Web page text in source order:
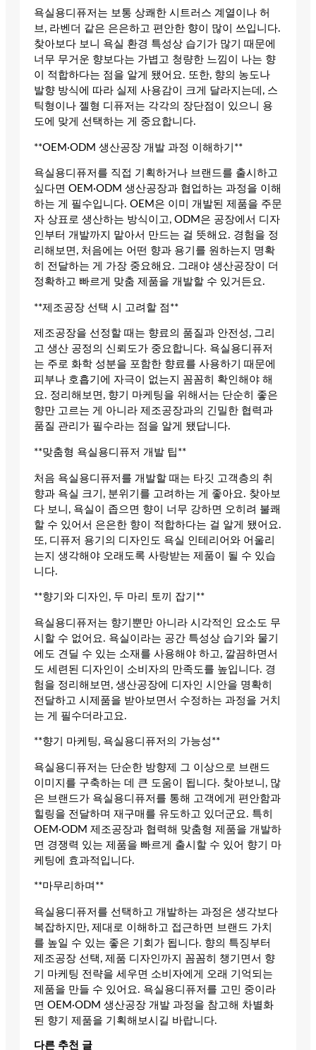
욕실용디퓨저는 보통 상쾌한 시트러스 계열이나 허
브, 라벤더 같은 은은하고 편안한 향이 많이 쓰입니다.
찾아보다 보니 욕실 환경 특성상 습기가 많기 때문에
너무 무거운 향보다는 가볍고 청량한 느낌이 나는 향
이 적합하다는 점을 알게 됐어요. 또한, 향의 농도나
발향 방식에 따라 실제 사용감이 크게 달라지는데, 스
틱형이나 젤형 디퓨저는 각각의 장단점이 있으니 용
도에 맞게 선택하는 게 중요합니다.
**OEM·ODM 생산공장 개발 과정 이해하기**
욕실용디퓨저를 직접 기획하거나 브랜드를 출시하고
싶다면 OEM·ODM 생산공장과 협업하는 과정을 이해
하는 게 필수입니다. OEM은 이미 개발된 제품을 주문
자 상표로 생산하는 방식이고, ODM은 공장에서 디자
인부터 개발까지 맡아서 만드는 걸 뜻해요. 경험을 정
리해보면, 처음에는 어떤 향과 용기를 원하는지 명확
히 전달하는 게 가장 중요해요. 그래야 생산공장이 더
정확하고 빠르게 맞춤 제품을 개발할 수 있거든요.
**제조공장 선택 시 고려할 점**
제조공장을 선정할 때는 향료의 품질과 안전성, 그리
고 생산 공정의 신뢰도가 중요합니다. 욕실용디퓨저
는 주로 화학 성분을 포함한 향료를 사용하기 때문에
피부나 호흡기에 자극이 없는지 꼼꼼히 확인해야 해
요. 정리해보면, 향기 마케팅을 위해서는 단순히 좋은
향만 고르는 게 아니라 제조공장과의 긴밀한 협력과
품질 관리가 필수라는 점을 알게 됐답니다.
**맞춤형 욕실용디퓨저 개발 팁**
처음 욕실용디퓨저를 개발할 때는 타깃 고객층의 취
향과 욕실 크기, 분위기를 고려하는 게 좋아요. 찾아보
다 보니, 욕실이 좁으면 향이 너무 강하면 오히려 불쾌
할 수 있어서 은은한 향이 적합하다는 걸 알게 됐어요.
또, 디퓨저 용기의 디자인도 욕실 인테리어와 어울리
는지 생각해야 오래도록 사랑받는 제품이 될 수 있습
니다.
**향기와 디자인, 두 마리 토끼 잡기**
욕실용디퓨저는 향기뿐만 아니라 시각적인 요소도 무
시할 수 없어요. 욕실이라는 공간 특성상 습기와 물기
에도 견딜 수 있는 소재를 사용해야 하고, 깔끔하면서
도 세련된 디자인이 소비자의 만족도를 높입니다. 경
험을 정리해보면, 생산공장에 디자인 시안을 명확히
전달하고 시제품을 받아보면서 수정하는 과정을 거치
는 게 필수더라고요.
**향기 마케팅, 욕실용디퓨저의 가능성**
욕실용디퓨저는 단순한 방향제 그 이상으로 브랜드
이미지를 구축하는 데 큰 도움이 됩니다. 찾아보니, 많
은 브랜드가 욕실용디퓨저를 통해 고객에게 편안함과
힐링을 전달하며 재구매를 유도하고 있더군요. 특히
OEM·ODM 제조공장과 협력해 맞춤형 제품을 개발하
면 경쟁력 있는 제품을 빠르게 출시할 수 있어 향기 마
케팅에 효과적입니다.
**마무리하며**
욕실용디퓨저를 선택하고 개발하는 과정은 생각보다
복잡하지만, 제대로 이해하고 접근하면 브랜드 가치
를 높일 수 있는 좋은 기회가 됩니다. 향의 특징부터
제조공장 선택, 제품 디자인까지 꼼꼼히 챙기면서 향
기 마케팅 전략을 세우면 소비자에게 오래 기억되는
제품을 만들 수 있어요. 욕실용디퓨저를 고민 중이라
면 OEM·ODM 생산공장 개발 과정을 참고해 차별화
된 향기 제품을 기획해보시길 바랍니다.
다른 추천 글